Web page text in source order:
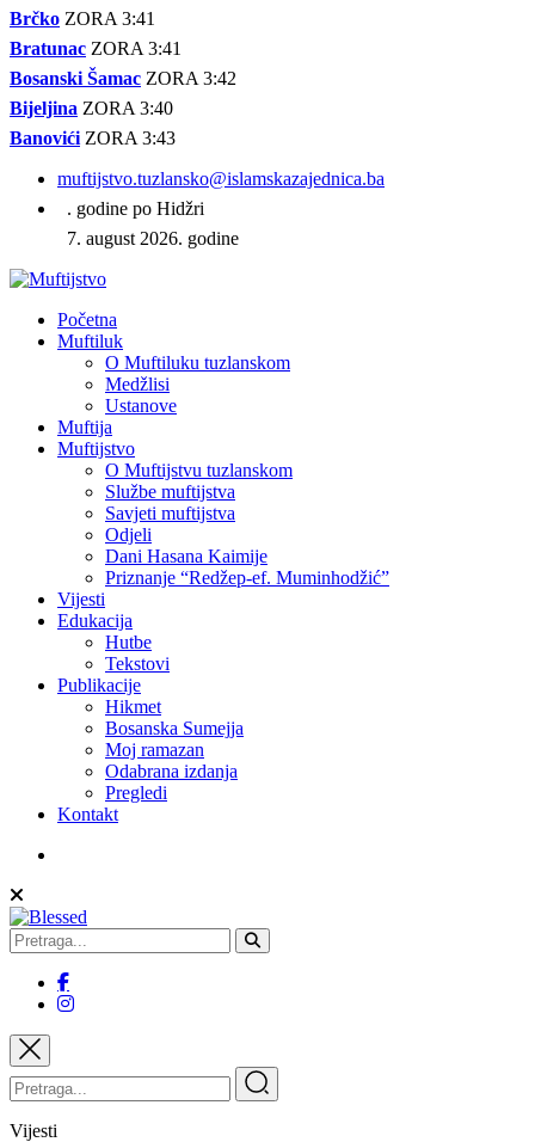
Brčko ZORA 3:41
Bratunac ZORA 3:41
Bosanski Šamac ZORA 3:42
Bijeljina ZORA 3:40
Banovići ZORA 3:43
muftijstvo.tuzlansko@islamskazajednica.ba
. godine po Hidžri
7. august 2026. godine
Početna
Muftiluk
O Muftiluku tuzlanskom
Medžlisi
Ustanove
Muftija
Muftijstvo
O Muftijstvu tuzlanskom
Službe muftijstva
Savjeti muftijstva
Odjeli
Dani Hasana Kaimije
Priznanje “Redžep-ef. Muminhodžić”
Vijesti
Edukacija
Hutbe
Tekstovi
Publikacije
Hikmet
Bosanska Sumejja
Moj ramazan
Odabrana izdanja
Pregledi
Kontakt
Vijesti